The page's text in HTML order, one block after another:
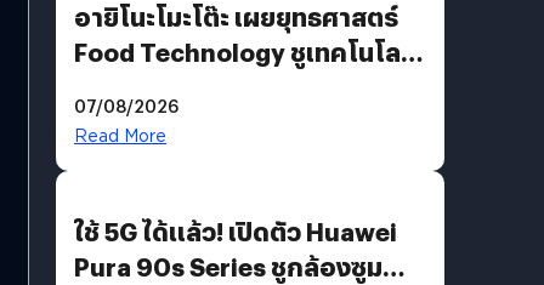
อายิโนะโมะโต๊ะ เผยยุทธศาสตร์
Food Technology ชูเทคโนโลยี
บริโภคและ B2B
07/08/2026
Read More
ใช้ 5G ได้แล้ว! เปิดตัว Huawei
Pura 90s Series ชูกล้องซูม